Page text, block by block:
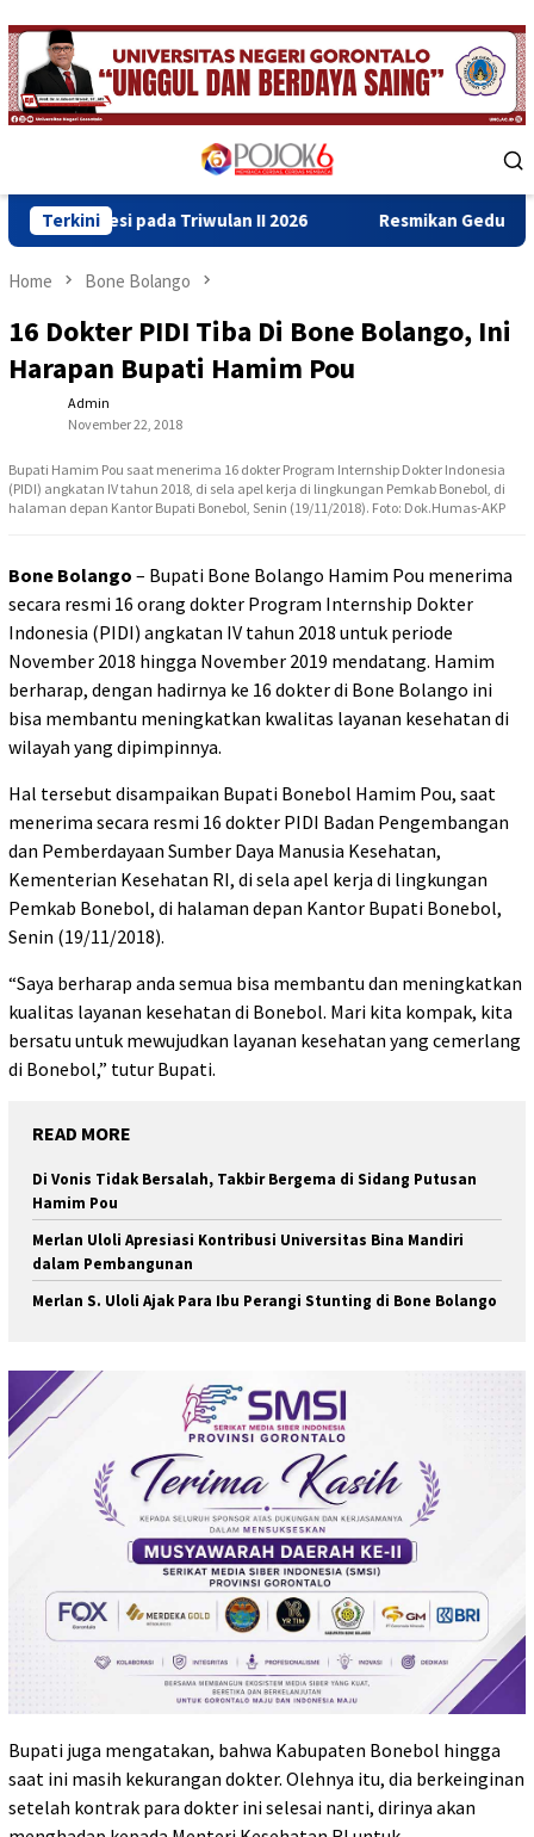
Skip
to
content
Menu
Terkini
Triwulan II 2026 Resmikan Gedung Baru Bahrul
Home Bone Bolango
16 Dokter PIDI Tiba Di Bone Bolango, Ini
Harapan Bupati Hamim Pou
Admin
November 22, 2018
Bupati Hamim Pou saat menerima 16 dokter Program Internship Dokter Indonesia
(PIDI) angkatan IV tahun 2018, di sela apel kerja di lingkungan Pemkab Bonebol, di
halaman depan Kantor Bupati Bonebol, Senin (19/11/2018). Foto: Dok.Humas-AKP
Bone Bolango – Bupati Bone Bolango Hamim Pou menerima
secara resmi 16 orang dokter Program Internship Dokter
Indonesia (PIDI) angkatan IV tahun 2018 untuk periode
November 2018 hingga November 2019 mendatang. Hamim
berharap, dengan hadirnya ke 16 dokter di Bone Bolango ini
bisa membantu meningkatkan kwalitas layanan kesehatan di
wilayah yang dipimpinnya.
Hal tersebut disampaikan Bupati Bonebol Hamim Pou, saat
menerima secara resmi 16 dokter PIDI Badan Pengembangan
dan Pemberdayaan Sumber Daya Manusia Kesehatan,
Kementerian Kesehatan RI, di sela apel kerja di lingkungan
Pemkab Bonebol, di halaman depan Kantor Bupati Bonebol,
Senin (19/11/2018).
“Saya berharap anda semua bisa membantu dan meningkatkan
kualitas layanan kesehatan di Bonebol. Mari kita kompak, kita
bersatu untuk mewujudkan layanan kesehatan yang cemerlang
di Bonebol,” tutur Bupati.
READ MORE
Di Vonis Tidak Bersalah, Takbir Bergema di Sidang Putusan
Hamim Pou
Merlan Uloli Apresiasi Kontribusi Universitas Bina Mandiri
dalam Pembangunan
Merlan S. Uloli Ajak Para Ibu Perangi Stunting di Bone Bolango
Bupati juga mengatakan, bahwa Kabupaten Bonebol hingga
saat ini masih kekurangan dokter. Olehnya itu, dia berkeinginan
setelah kontrak para dokter ini selesai nanti, dirinya akan